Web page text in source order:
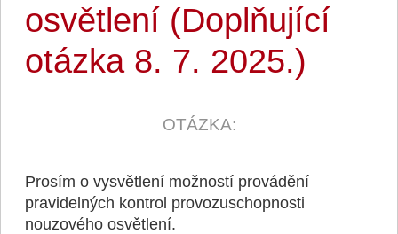
osvětlení (Doplňující
otázka 8. 7. 2025.)
Prosím o vysvětlení možností provádění
pravidelných kontrol provozuschopnosti
nouzového osvětlení.